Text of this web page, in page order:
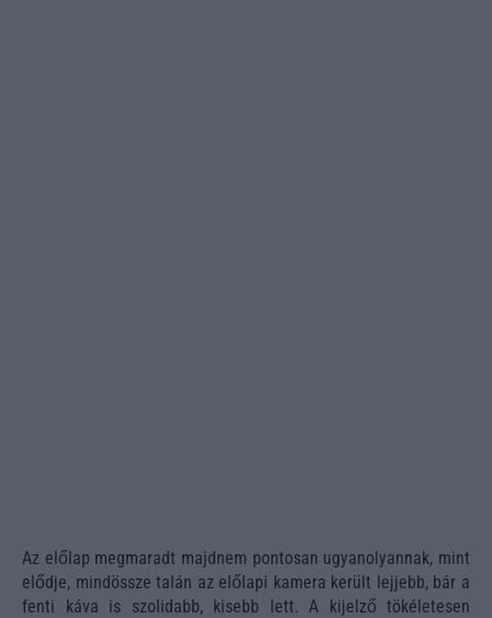
Az előlap megmaradt majdnem pontosan ugyanolyannak, mint
elődje, mindössze talán az előlapi kamera került lejjebb, bár a
fenti káva is szolidabb, kisebb lett. A kijelző tökéletesen